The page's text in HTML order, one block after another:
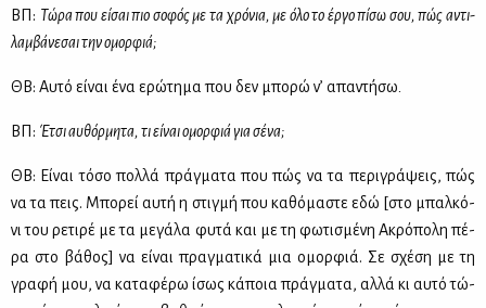
ΒΠ: Τώ­ρα που εί­σαι πιο σο­φός με τα χρό­νια, με όλο το έρ­γο πί­σω σου, πώς αντι­
λαμ­βά­νε­σαι την ομορ­φιά;
ΘΒ: Αυ­τό εί­ναι ένα ερώ­τη­μα που δεν μπο­ρώ ν’ απα­ντή­σω
ΒΠ: Έτσι αυ­θόρ­μη­τα, τι εί­ναι ομορ­φιά για σέ­να;
ΘΒ: Εί­ναι τό­σο πολ­λά πράγ­μα­τα που πώς να τα πε­ρι­γρά­ψεις, πώς
να τα πεις. Μπο­ρεί αυ­τή η στιγ­μή που κα­θό­μα­στε εδώ [στο μπαλ­κό­
νι του ρε­τι­ρέ με τα με­γά­λα φυ­τά και με τη φω­τι­σμέ­νη Ακρό­πο­λη πέ­
ρα στο βά­θος] να εί­ναι πραγ­μα­τι­κά μια ομορ­φιά. Σε σχέ­ση με τη
γρα­φή μου, να κα­τα­φέ­ρω ίσως κά­ποια πράγ­μα­τα, αλ­λά κι αυ­τό τώ­